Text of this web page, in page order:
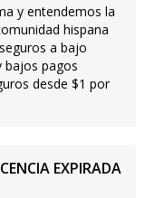
y entendemos la
hispana
a bajo
bajos pagos
desde $1 por
EXPIRADA